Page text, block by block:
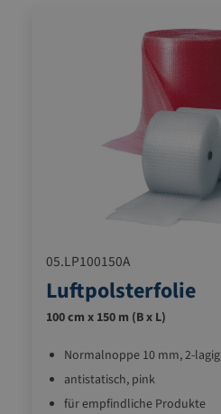
05.LP100150A
Luftpolsterfolie
100 cm x 150 m (B x L)
Normalnoppe 10 mm, 2-lagig
antistatisch, pink
für empfindliche Produkte